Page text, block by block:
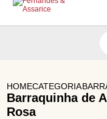
HOMECATEGORIAS
Barraquinha de
Rosa